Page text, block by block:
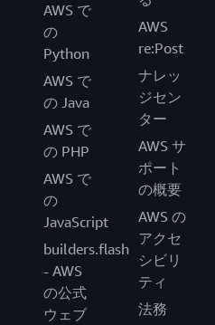
AWS で
の
Python
AWS で
の Java
AWS で
の PHP
AWS で
の
JavaScript
builders.flash
- AWS
の公式
ウェブ
AWS
re:Post
ナレッ
ジセン
ター
AWS サ
ポート
の概要
AWS の
アクセ
シビリ
ティ
法務